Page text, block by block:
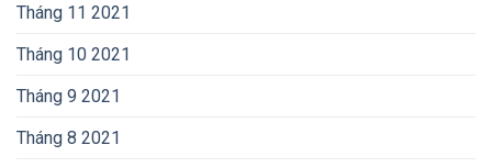
Tháng 11 2021
Tháng 10 2021
Tháng 9 2021
Tháng 8 2021